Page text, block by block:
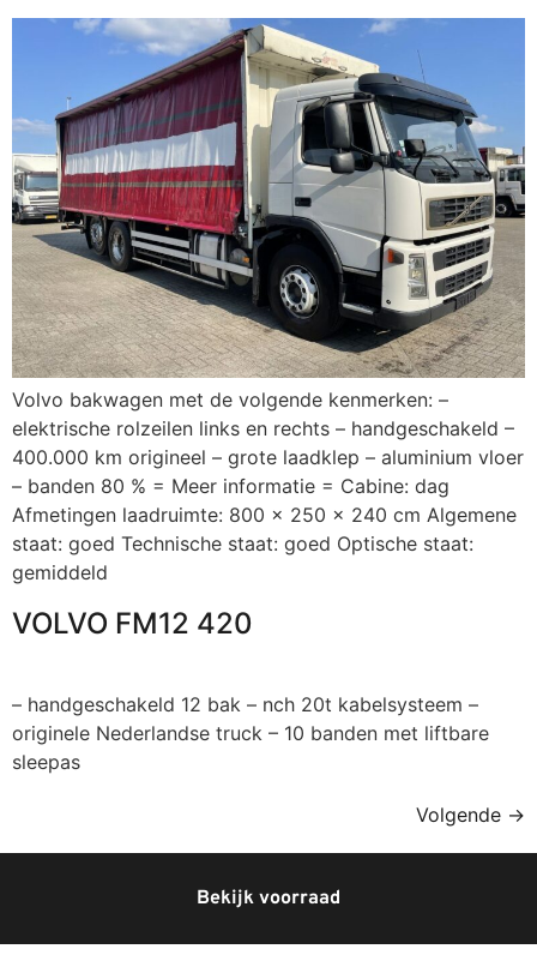
Volvo bakwagen met de volgende kenmerken: –
elektrische rolzeilen links en rechts – handgeschakeld –
400.000 km origineel – grote laadklep – aluminium vloer
– banden 80 % = Meer informatie = Cabine: dag
Afmetingen laadruimte: 800 x 250 x 240 cm Algemene
staat: goed Technische staat: goed Optische staat:
gemiddeld
VOLVO FM12 420
– handgeschakeld 12 bak – nch 20t kabelsysteem –
originele Nederlandse truck – 10 banden met liftbare
sleepas
Volgende →
Bekijk voorraad